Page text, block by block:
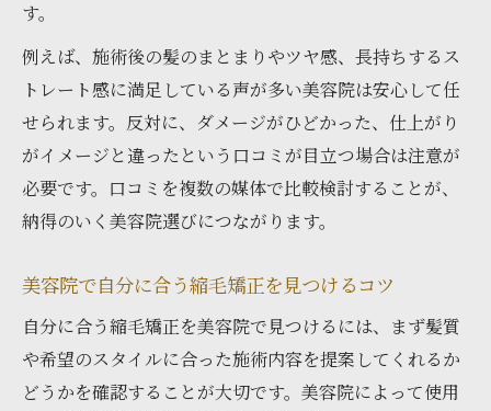
す。
例えば、施術後の髪のまとまりやツヤ感、長持ちするス
トレート感に満足している声が多い美容院は安心して任
せられます。反対に、ダメージがひどかった、仕上がり
がイメージと違ったという口コミが目立つ場合は注意が
必要です。口コミを複数の媒体で比較検討することが、
納得のいく美容院選びにつながります。
美容院で自分に合う縮毛矯正を見つけるコツ
自分に合う縮毛矯正を美容院で見つけるには、まず髪質
や希望のスタイルに合った施術内容を提案してくれるか
どうかを確認することが大切です。美容院によって使用